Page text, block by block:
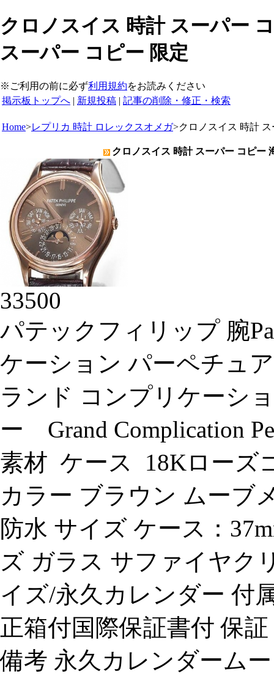
クロノスイス 時計 スーパー
スーパー コピー 限定
※ご利用の前に必ず利用規約をお読みください
掲示板トップへ | 新規投稿 | 記事の削除・修正・検索
Home>レプリカ 時計 ロレックスオメガ>クロノスイス 時計
クロノスイス 時計 スーパー コピー
33500
パテックフィリップ 腕
ケーション パーペチュ
ランド コンプリケーシ
ー Grand Complication
素材 ケース 18Kローズ
カラー ブラウン ムーブ
防水 サイズ ケース：
ズ ガラス サファイヤク
イズ/永久カレンダー 付
正箱付国際保証書付 保
備考 永久カレンダーム